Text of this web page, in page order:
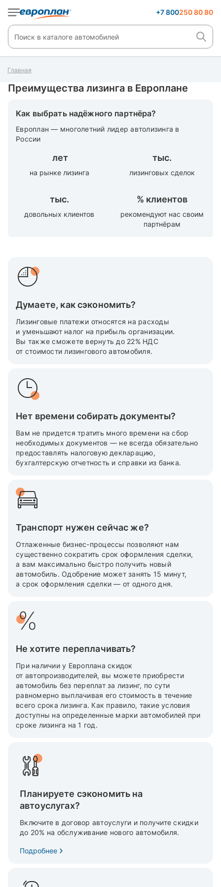
+7 800250 80 80
Главная
Преимущества лизинга в Европлане
Как выбрать надёжного партнёра?
Европлан — многолетний лидер автолизинга в
России
лет
на рынке лизинга
тыс.
лизинговых сделок
тыс.
довольных клиентов
% клиентов
рекомендуют нас своим
партнёрам
Думаете, как сэкономить?
Лизинговые платежи относятся на расходы
и уменьшают налог на прибыль организации.
Вы также cможете вернуть до 22% НДС
от стоимости лизингового автомобиля.
Нет времени собирать документы?
Вам не придется тратить много времени на сбор
необходимых документов — не всегда обязательно
предоставлять налоговую декларацию,
бухгалтерскую отчетность и справки из банка.
Транспорт нужен сейчас же?
Отлаженные бизнес-процессы позволяют нам
существенно сократить срок оформления сделки,
а вам максимально быстро получить новый
автомобиль. Одобрение может занять 15 минут,
а срок оформления сделки — от одного дня.
Не хотите переплачивать?
При наличии у Европлана скидок
от автопроизводителей, вы можете приобрести
автомобиль без переплат за лизинг, по сути
равномерно выплачивая его стоимость в течение
всего срока лизинга. Как правило, такие условия
доступны на определенные марки автомобилей при
сроке лизинга на 1 год.
Планируете сэкономить на
автоуслугах?
Включите в договор автоуслуги и получите скидки
до 20% на обслуживание нового автомобиля.
Подробнее